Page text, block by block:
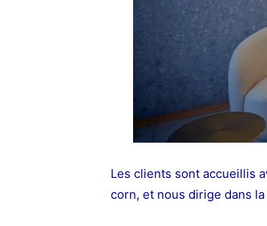
Les clients sont accueillis
corn, et nous dirige dans